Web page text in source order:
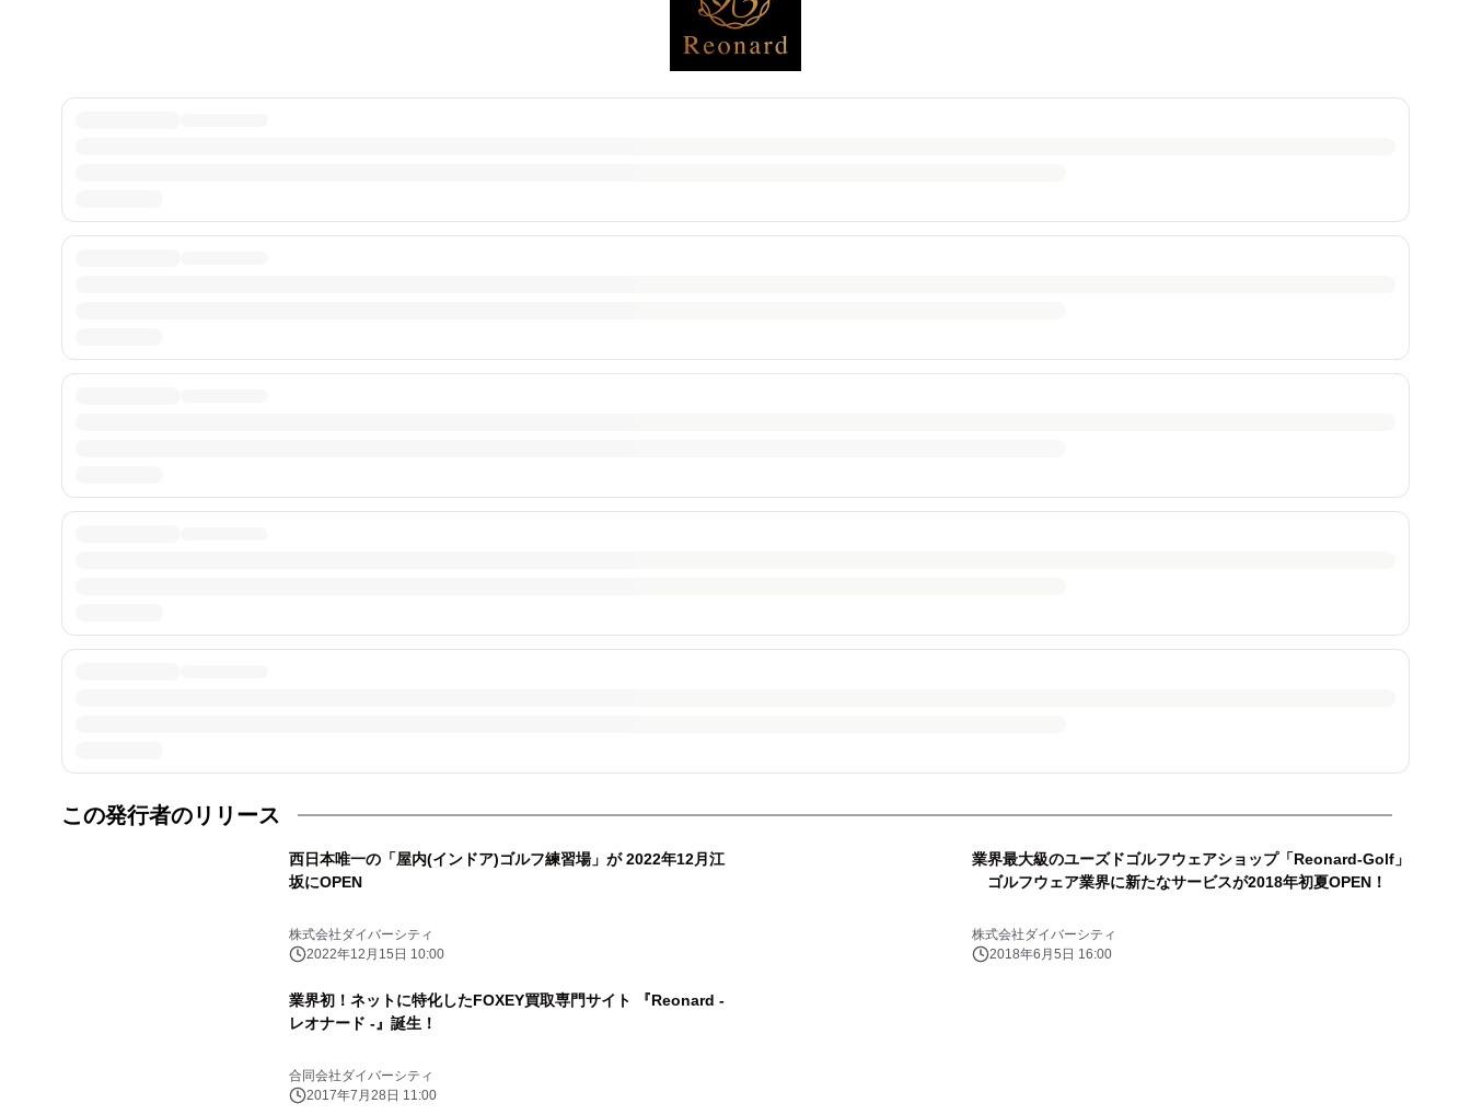
この発行者のリリース
西日本唯一の「屋内(インドア)ゴルフ練習場」が 2022年12月江
坂にOPEN
株式会社ダイバーシティ
2022年12月15日 10:00
業界最大級のユーズドゴルフウェアショップ「Reonard-Golf」
ゴルフウェア業界に新たなサービスが2018年初夏OPEN！
株式会社ダイバーシティ
2018年6月5日 16:00
業界初！ネットに特化したFOXEY買取専門サイト 『Reonard -
レオナード -』誕生！
合同会社ダイバーシティ
2017年7月28日 11:00